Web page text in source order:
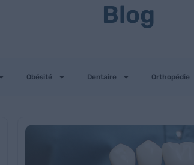
Blog
Obésité Dentaire Orthopédie